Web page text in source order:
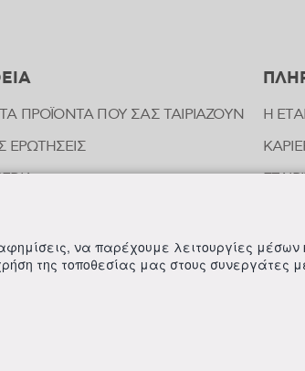
ΤΑ ΠΡΟΪΟΝΤΑ ΠΟΥ ΣΑΣ ΤΑΙΡΙΑΖΟΥΝ
ΕΡΩΤΗΣΕΙΣ
Η
να παρέχουμε λειτουργίες μέσων
της τοποθεσίας μας στους συνεργάτες